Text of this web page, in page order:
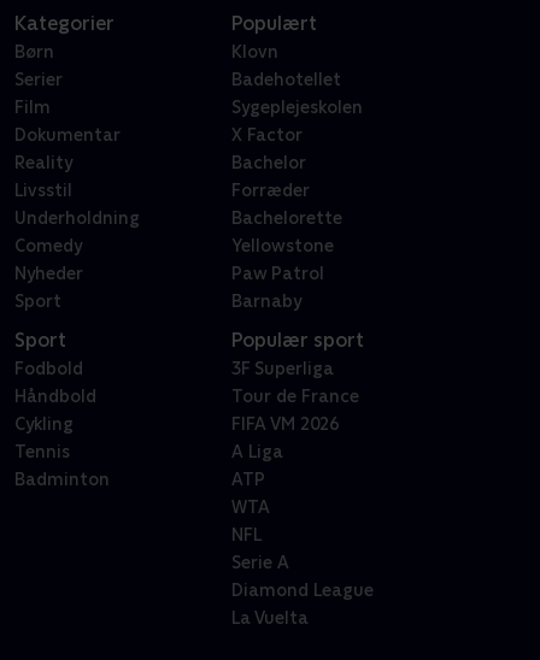
Kategorier
Børn
Serier
Film
Dokumentar
Reality
Livsstil
Underholdning
Comedy
Nyheder
Sport
Populært
Klovn
Badehotellet
Sygeplejeskolen
X Factor
Bachelor
Forræder
Bachelorette
Yellowstone
Paw Patrol
Barnaby
Sport
Fodbold
Håndbold
Cykling
Tennis
Badminton
Populær sport
3F Superliga
Tour de France
FIFA VM 2026
A Liga
ATP
WTA
NFL
Serie A
Diamond League
La Vuelta